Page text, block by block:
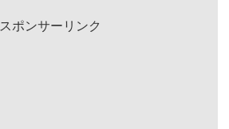
スポンサーリンク